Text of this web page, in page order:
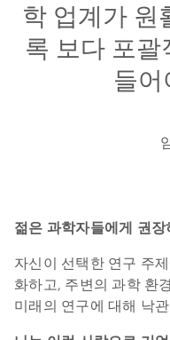
학 업계가 원
록 보다 포
들어
젊은 과학자들에게 권
자신이 선택한 연구 주
화하고, 주변의 과학 환
미래의 연구에 대해 낙